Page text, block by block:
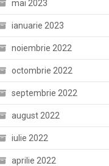
mai 2023
ianuarie 2023
noiembrie 2022
octombrie 2022
septembrie 2022
august 2022
iulie 2022
aprilie 2022